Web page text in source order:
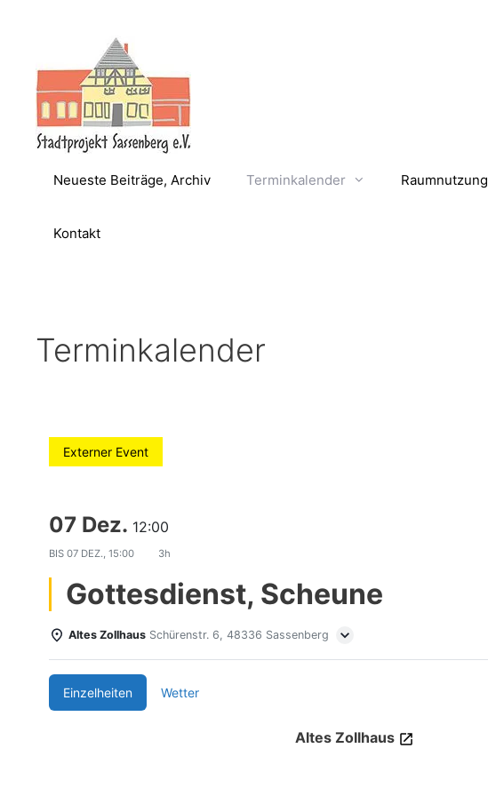
Neueste Beiträge, Archiv Terminkalender Raumnutzung
Kontakt
Terminkalender
Externer Event
07 Dez. 12:00
BIS 07 DEZ., 15:00 3h
Gottesdienst, Scheune
Altes Zollhaus Schürenstr. 6, 48336 Sassenberg
Einzelheiten Wetter
Altes Zollhaus